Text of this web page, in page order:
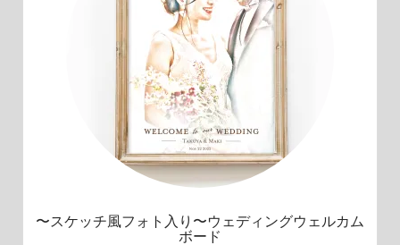
〜スケッチ風フォト入り〜ウェディングウェルカム
ボード